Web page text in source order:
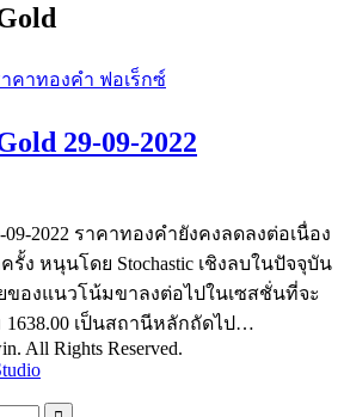
คาทองคำ ฟอเร็กซ์
29-09-2022
2022 ราคาทองคำยังคงลดลงต่อเนื่อง
ง หนุนโดย Stochastic เชิงลบในปัจจุบัน
องแนวโน้มขาลงต่อไปในเซสชั่นที่จะ
1638.00 เป็นสถานีหลักถัดไป…
All Rights Reserved.